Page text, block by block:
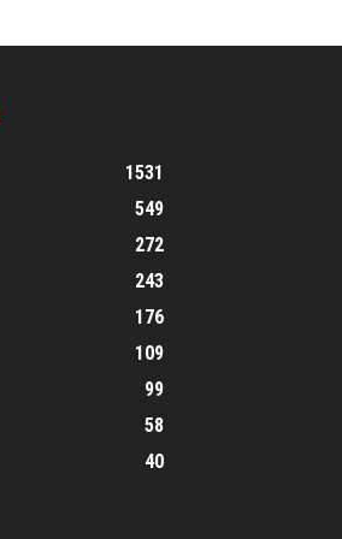
1531
549
272
243
176
109
99
58
40